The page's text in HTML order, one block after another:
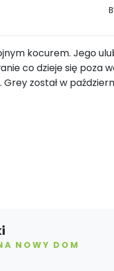
kocurem. Jego
co dzieje się poza
został w
NOWY DOM